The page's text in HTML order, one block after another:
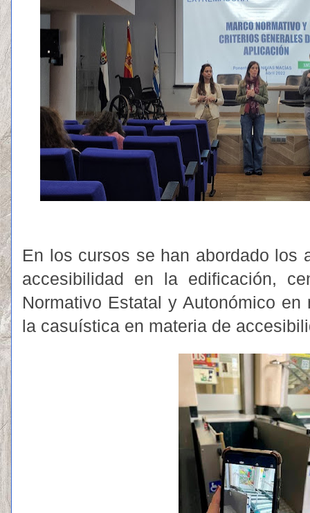
En los cursos se han abordado los
accesibilidad en la edificación,
Normativo Estatal y Autonómico
la casuística en materia de